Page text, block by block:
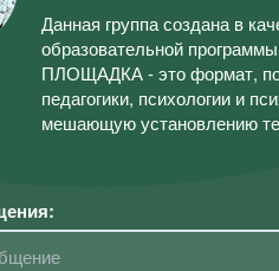
Данная группа создана в
образовательной
ПЛОЩАДКА - это формат,
педагогики, психологии и
мешающую установлению